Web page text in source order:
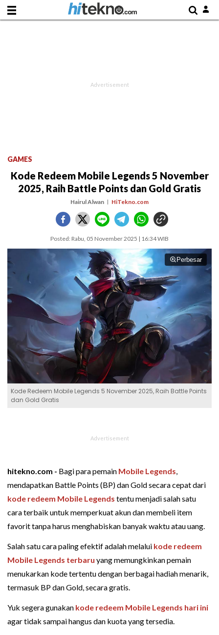
GAMES
Kode Redeem Mobile Legends 5 November
2025, Raih Battle Points dan Gold Gratis
Hairul Alwan HiTekno.com
Posted: Rabu, 05 November 2025 | 16:34 WIB
Perbesar
Kode Redeem Mobile Legends 5 November 2025, Raih Battle Points
dan Gold Gratis
hitekno.com - Bagi para pemain Mobile Legends,
mendapatkan Battle Points (BP) dan Gold secara cepat dari
kode redeem Mobile Legends tentu menjadi salah satu
cara terbaik untuk memperkuat akun dan membeli item
favorit tanpa harus menghabiskan banyak waktu atau uang.
Salah satu cara paling efektif adalah melalui kode redeem
Mobile Legends terbaru yang memungkinkan pemain
menukarkan kode tertentu dengan berbagai hadiah menarik,
termasuk BP dan Gold, secara gratis.
Yuk segera gunakan kode redeem Mobile Legends hari ini
agar tidak sampai hangus dan kuota yang tersedia.